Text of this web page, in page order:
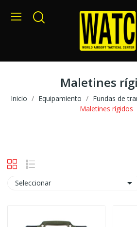
Maletines
Inicio Equipamiento
Fundas de
Maletines rígidos
Seleccionar 